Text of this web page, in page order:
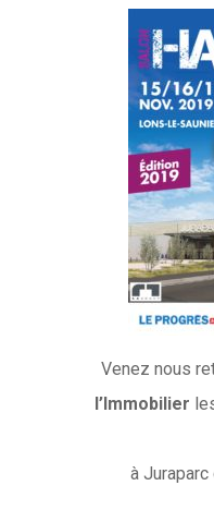
Venez nous
l’Immobilier
à Juraparc